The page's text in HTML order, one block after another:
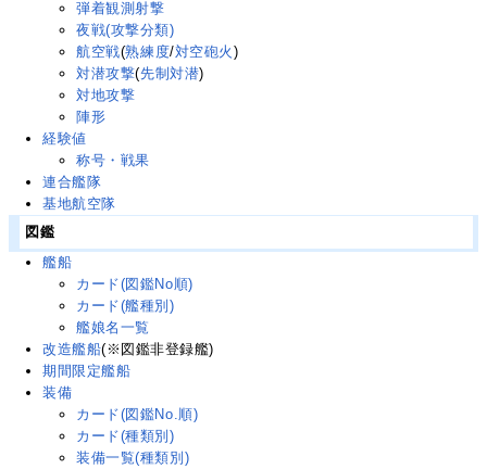
弾着観測射撃
夜戦(攻撃分類)
航空戦(熟練度/対空砲火 )
対潜攻撃(先制対潜)
対地攻撃
陣形
経験値
称号・戦果
連合艦隊
基地航空隊
図鑑
艦船
カード(図鑑No順)
カード(艦種別)
艦娘名一覧
改造艦船(※図鑑非登録艦)
期間限定艦船
装備
カード(図鑑No.順)
カード(種類別)
装備一覧(種類別)